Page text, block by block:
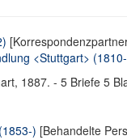
<Stuttgart>
1887. - 5 Briefe 5
) [Behandelte